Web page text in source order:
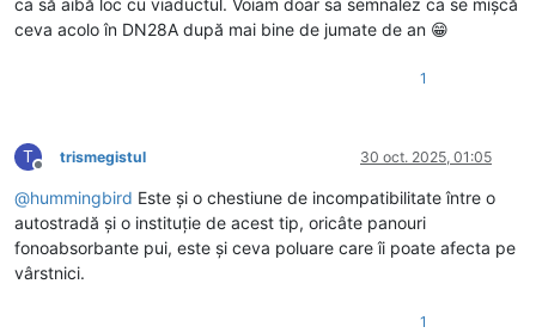
ca să aibă loc cu viaductul. Voiam doar sa semnalez ca se mișcă
ceva acolo în DN28A după mai bine de jumate de an 😁
1
T
Deconectat
trismegistul 30 oct. 2025, 01:05
@hummingbird Este și o chestiune de incompatibilitate între o
autostradă și o instituție de acest tip, oricâte panouri
fonoabsorbante pui, este și ceva poluare care îi poate afecta pe
vârstnici.
1